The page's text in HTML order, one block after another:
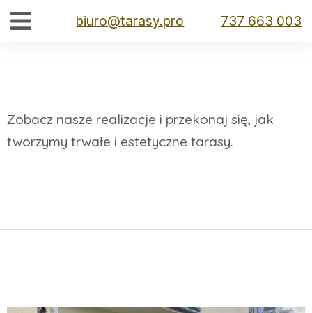
biuro@tarasy.pro 737 663 003
Jesteś tutaj:
Strona główna Realizacje
Zobacz nasze realizacje i przekonaj się, jak
tworzymy trwałe i estetyczne tarasy.